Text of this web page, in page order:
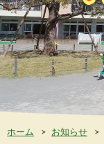
ホーム お知らせ